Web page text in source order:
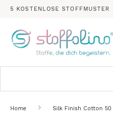
5 KOSTENLOSE STOFFMUSTER
Home Silk Finish Cotton